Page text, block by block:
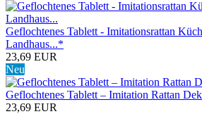
Geflochtenes Tablett - Imitationsrattan
Landhaus...*
23,69 EUR
Neu
Geflochtenes Tablett – Imitation Rattan
23,69 EUR